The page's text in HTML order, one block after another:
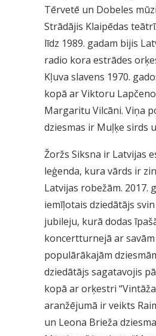
Tērvetē un Dobeles
Strādājis Klaipēdas
līdz 1989. gadam bijis
radio kora estrādes
Kļuva slavens 1970.
kopā ar Viktoru
Margaritu Vilcāni. Viņa
dziesmas ir Muļķe sirds
Žoržs Siksna ir Latvijas
leģenda, kura vārds ir
Latvijas robežām. 2017.
iemīļotais dziedātājs svin
jubileju, kurā dodas
koncertturnejā ar savām
populārākajām
dziedātājs sagatavojis
kopā ar orķestri
aranžējumā ir veikts
un Leona Brieža